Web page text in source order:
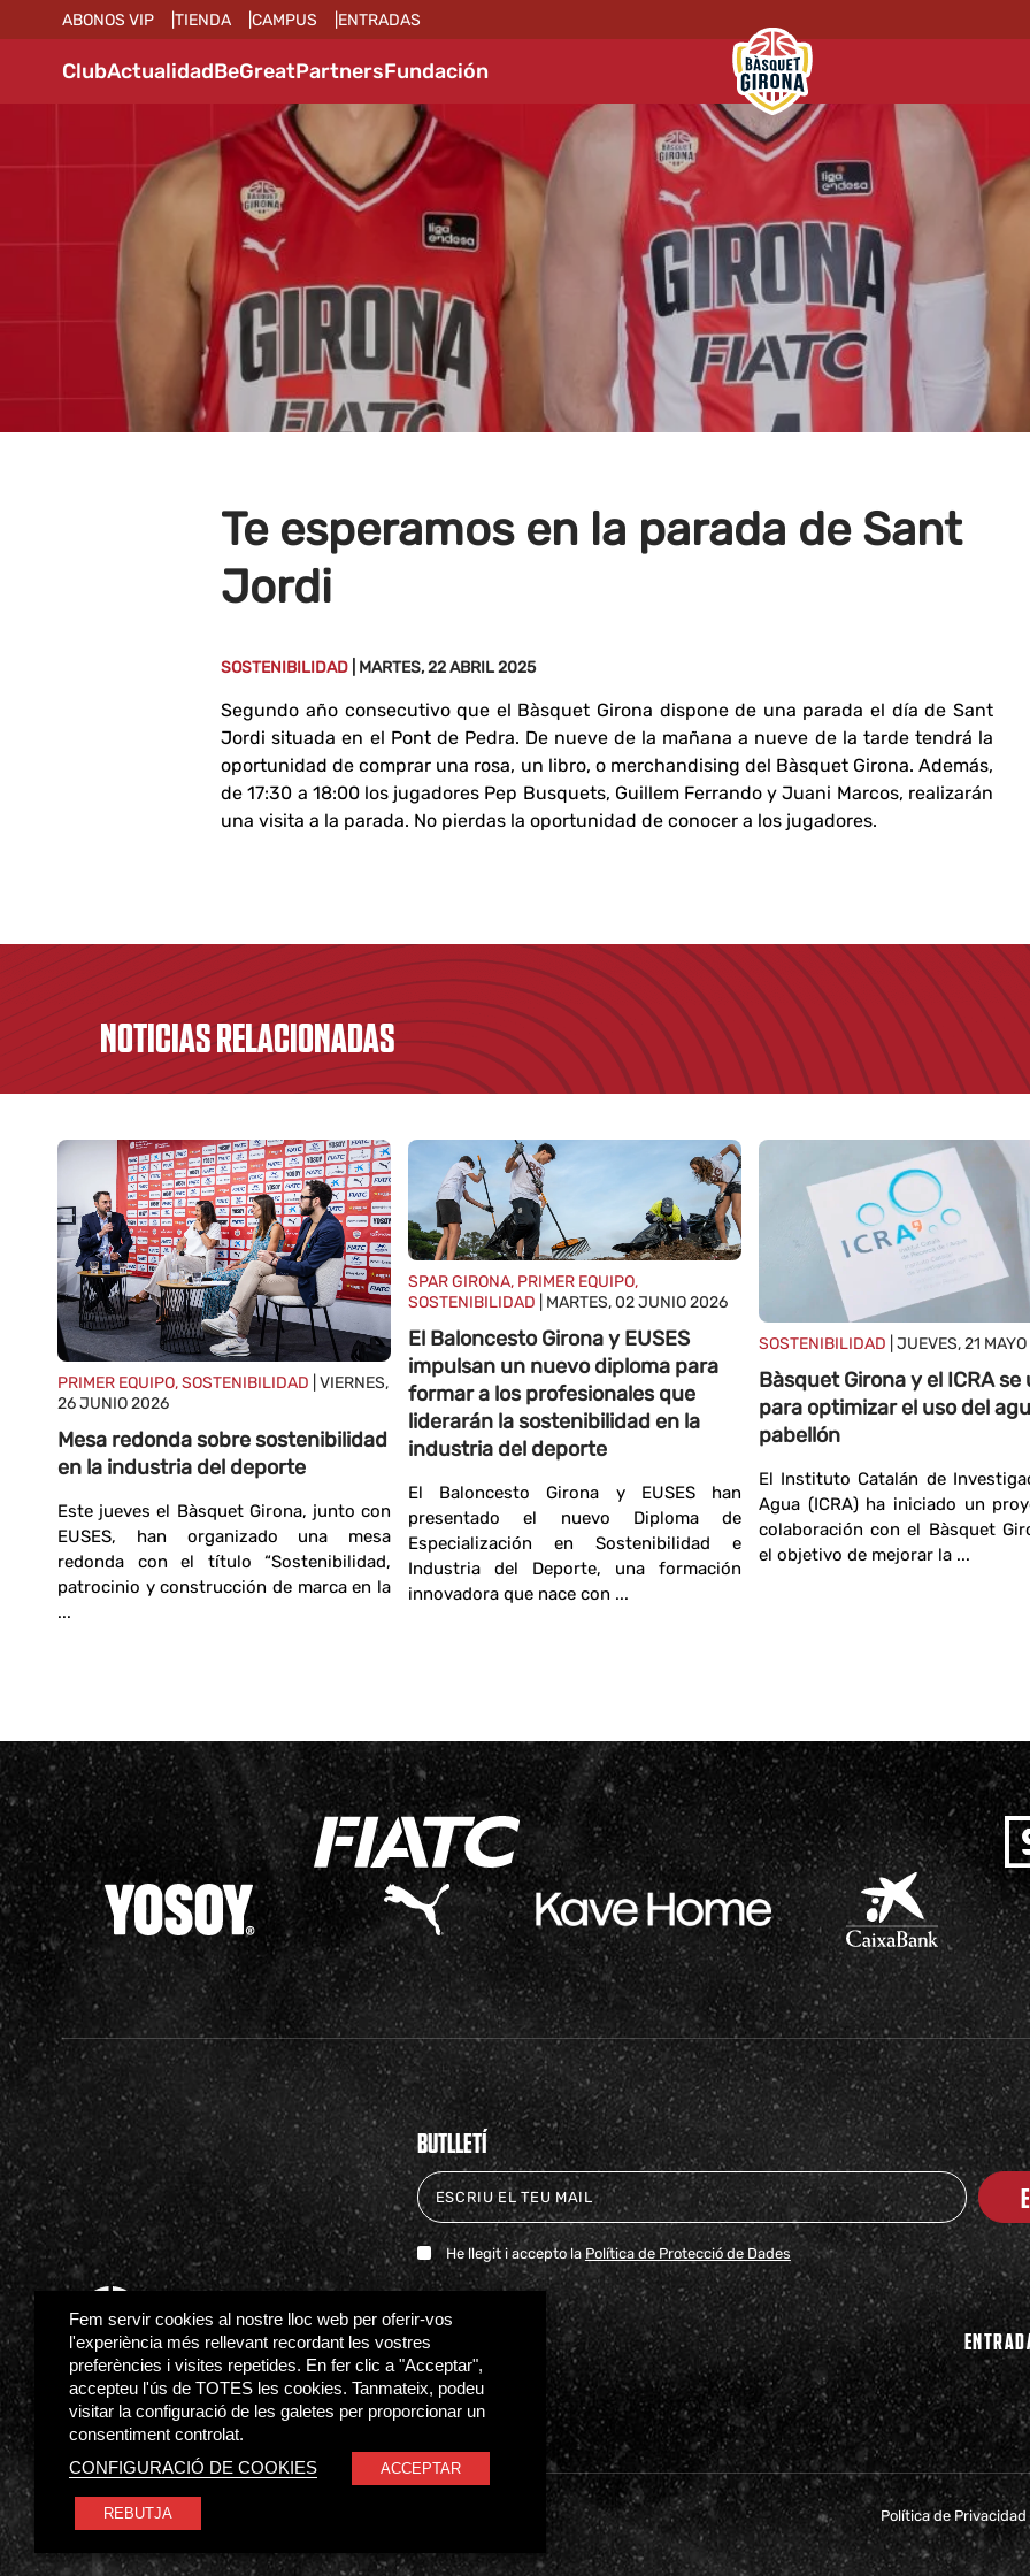
ABONOS VIP TIENDA CAMPUS ENTRADAS
ClubActualidadBeGreatPartnersFundación
Te esperamos en la parada de Sant
Jordi
SOSTENIBILIDAD | MARTES, 22 ABRIL 2025
Segundo año consecutivo que el Bàsquet Girona dispone de una parada el día de Sant
Jordi situada en el Pont de Pedra. De nueve de la mañana a nueve de la tarde tendrá la
oportunidad de comprar una rosa, un libro, o merchandising del Bàsquet Girona. Además,
de 17:30 a 18:00 los jugadores Pep Busquets, Guillem Ferrando y Juani Marcos, realizarán
una visita a la parada. No pierdas la oportunidad de conocer a los jugadores.
NOTICIAS RELACIONADAS
PRIMER EQUIPO, SOSTENIBILIDAD | VIERNES,
26 JUNIO 2026
Mesa redonda sobre sostenibilidad
en la industria del deporte
Este jueves el Bàsquet Girona, junto con
EUSES, han organizado una mesa
redonda con el título “Sostenibilidad,
patrocinio y construcción de marca en la
...
SPAR GIRONA, PRIMER EQUIPO,
SOSTENIBILIDAD | MARTES, 02 JUNIO 2026
El Baloncesto Girona y EUSES
impulsan un nuevo diploma para
formar a los profesionales que
liderarán la sostenibilidad en la
industria del deporte
El Baloncesto Girona y EUSES han
presentado el nuevo Diploma de
Especialización en Sostenibilidad e
Industria del Deporte, una formación
innovadora que nace con ...
SOSTENIBILIDAD | JUEVES, 21
Bàsquet Girona y el ICRA se
para optimizar el uso del
pabellón
El Instituto Catalán de
Agua (ICRA) ha iniciado un
colaboración con el Bàsquet
el objetivo de mejorar la ...
BUTLLETÍ
He llegit i accepto la Política de Protecció de Dades
Política de Privacidad
© BÀSQUET GIRONA
Fem servir cookies al nostre lloc web per oferir-vos
l'experiència més rellevant recordant les vostres
preferències i visites repetides. En fer clic a "Acceptar",
accepteu l'ús de TOTES les cookies. Tanmateix, podeu
visitar la configuració de les galetes per proporcionar un
consentiment controlat.
CONFIGURACIÓ DE COOKIES
ACCEPTAR
REBUTJA